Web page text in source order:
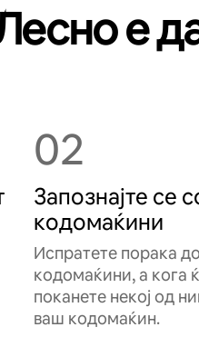
е
02
Запознајте се
кодомаќини
Испратете порака
кодомаќини, а кога
поканете некој од
ваш кодомаќин.